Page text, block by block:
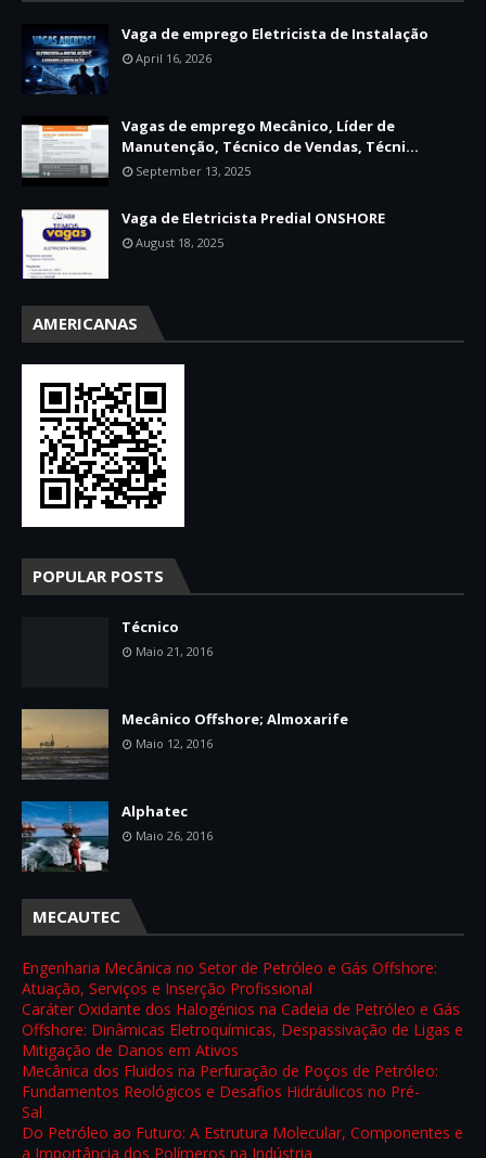
Vaga de emprego Eletricista de Instalação
April 16, 2026
Vagas de emprego Mecânico, Líder de
Manutenção, Técnico de Vendas, Técni...
September 13, 2025
Vaga de Eletricista Predial ONSHORE
August 18, 2025
AMERICANAS
POPULAR POSTS
Técnico
Maio 21, 2016
Mecânico Offshore; Almoxarife
Maio 12, 2016
Alphatec
Maio 26, 2016
MECAUTEC
Engenharia Mecânica no Setor de Petróleo e Gás Offshore:
Atuação, Serviços e Inserção Profissional
Caráter Oxidante dos Halogénios na Cadeia de Petróleo e Gás
Offshore: Dinâmicas Eletroquímicas, Despassivação de Ligas e
Mitigação de Danos em Ativos
Mecânica dos Fluidos na Perfuração de Poços de Petróleo:
Fundamentos Reológicos e Desafios Hidráulicos no Pré-
Sal
Do Petróleo ao Futuro: A Estrutura Molecular, Componentes e
a Importância dos Polímeros na Indústria